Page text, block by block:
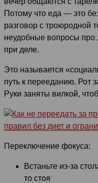
Потому что еда — это
разговор с троюродной
неудобные вопросы
при деле.
Это называется
путь к перееданию. Рот
Руки заняты вилкой,
Переключение фокуса:
Встаньте из-за
то стоя